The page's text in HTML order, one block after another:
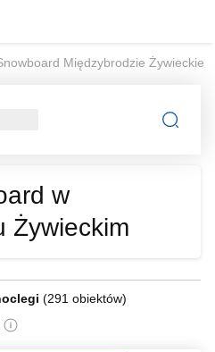
Międzybrodzie Żywieckie
w
Żywieckim
(291 obiektów)